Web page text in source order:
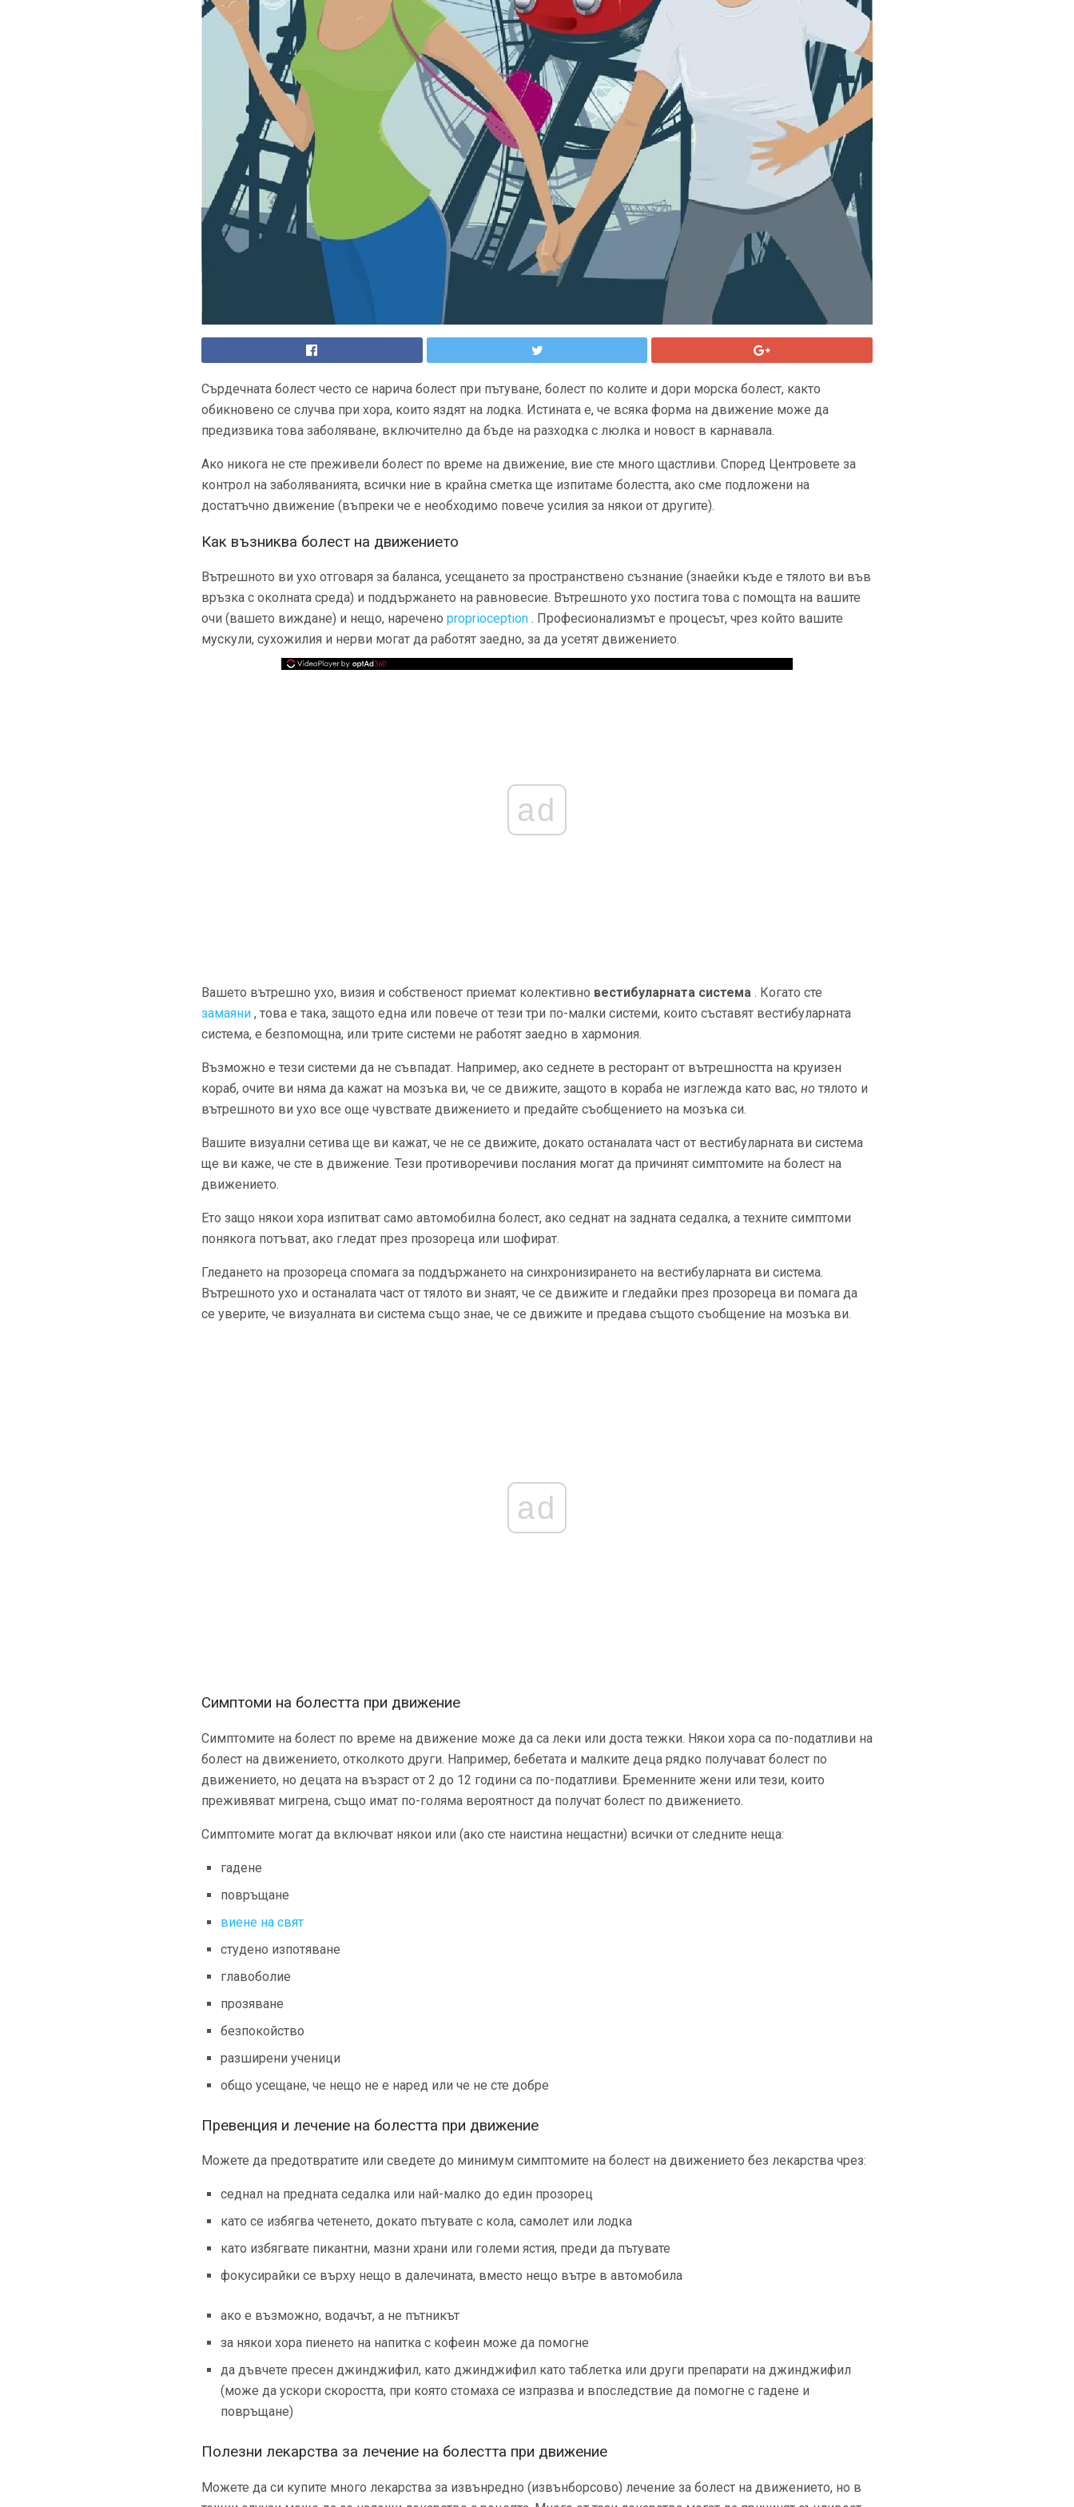
Сърдечната болест често се нарича болест при пътуване, болест по колите и дори морска болест, както
обикновено се случва при хора, които яздят на лодка. Истината е, че всяка форма на движение може да
предизвика това заболяване, включително да бъде на разходка с люлка и новост в карнавала.
Ако никога не сте преживели болест по време на движение, вие сте много щастливи. Според Центровете за
контрол на заболяванията, всички ние в крайна сметка ще изпитаме болестта, ако сме подложени на
достатъчно движение (въпреки че е необходимо повече усилия за някои от другите).
Как възниква болест на движението
Вътрешното ви ухо отговаря за баланса, усещането за пространствено съзнание (знаейки къде е тялото ви във
връзка с околната среда) и поддържането на равновесие. Вътрешното ухо постига това с помощта на вашите
очи (вашето виждане) и нещо, наречено proprioception . Професионализмът е процесът, чрез който вашите
мускули, сухожилия и нерви могат да работят заедно, за да усетят движението.
ad
Вашето вътрешно ухо, визия и собственост приемат колективно вестибуларната система . Когато сте
замаяни , това е така, защото една или повече от тези три по-малки системи, които съставят вестибуларната
система, е безпомощна, или трите системи не работят заедно в хармония.
Възможно е тези системи да не съвпадат. Например, ако седнете в ресторант от вътрешността на круизен
кораб, очите ви няма да кажат на мозъка ви, че се движите, защото в кораба не изглежда като вас, но тялото и
вътрешното ви ухо все още чувствате движението и предайте съобщението на мозъка си.
Вашите визуални сетива ще ви кажат, че не се движите, докато останалата част от вестибуларната ви система
ще ви каже, че сте в движение. Тези противоречиви послания могат да причинят симптомите на болест на
движението.
Ето защо някои хора изпитват само автомобилна болест, ако седнат на задната седалка, а техните симптоми
понякога потъват, ако гледат през прозореца или шофират.
Гледането на прозореца спомага за поддържането на синхронизирането на вестибуларната ви система.
Вътрешното ухо и останалата част от тялото ви знаят, че се движите и гледайки през прозореца ви помага да
се уверите, че визуалната ви система също знае, че се движите и предава същото съобщение на мозъка ви.
ad
Симптоми на болестта при движение
Симптомите на болест по време на движение може да са леки или доста тежки. Някои хора са по-податливи на
болест на движението, отколкото други. Например, бебетата и малките деца рядко получават болест по
движението, но децата на възраст от 2 до 12 години са по-податливи. Бременните жени или тези, които
преживяват мигрена, също имат по-голяма вероятност да получат болест по движението.
Симптомите могат да включват някои или (ако сте наистина нещастни) всички от следните неща:
гадене
повръщане
виене на свят
студено изпотяване
главоболие
прозяване
безпокойство
разширени ученици
общо усещане, че нещо не е наред или че не сте добре
Превенция и лечение на болестта при движение
Можете да предотвратите или сведете до минимум симптомите на болест на движението без лекарства чрез:
седнал на предната седалка или най-малко до един прозорец
като се избягва четенето, докато пътувате с кола, самолет или лодка
като избягвате пикантни, мазни храни или големи ястия, преди да пътувате
фокусирайки се върху нещо в далечината, вместо нещо вътре в автомобила
ако е възможно, водачът, а не пътникът
за някои хора пиенето на напитка с кофеин може да помогне
да дъвчете пресен джинджифил, като джинджифил като таблетка или други препарати на джинджифил
(може да ускори скоростта, при която стомаха се изпразва и впоследствие да помогне с гадене и
повръщане)
Полезни лекарства за лечение на болестта при движение
Можете да си купите много лекарства за извънредно (извънборсово) лечение за болест на движението, но в